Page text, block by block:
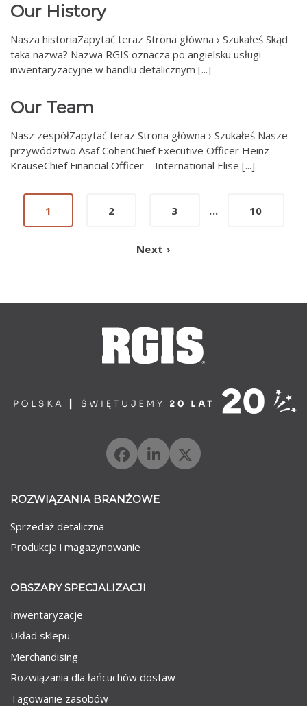
Our History
Nasza historiaZapytać teraz Strona główna › Szukałeś Skąd
taka nazwa? Nazwa RGIS oznacza po angielsku usługi
inwentaryzacyjne w handlu detalicznym [...]
Our Team
Nasz zespółZapytać teraz Strona główna › Szukałeś Nasze
przywództwo Asaf CohenChief Executive Officer Heinz
KrauseChief Financial Officer – International Elise [...]
1 2 3 ... 10
Next ›
ROZWIĄZANIA BRANŻOWE
Sprzedaż detaliczna
Produkcja i magazynowanie
OBSZARY SPECJALIZACJI
Inwentaryzacje
Układ sklepu
Merchandising
Rozwiązania dla łańcuchów dostaw
Tagowanie zasobów